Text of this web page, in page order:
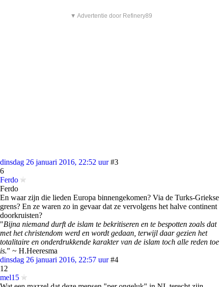
▼ Advertentie door Refinery89
dinsdag 26 januari 2016, 22:52 uur #3
6
Ferdo
Ferdo
En waar zijn die lieden Europa binnengekomen? Via de Turks-Griekse
grens? En ze waren zo in gevaar dat ze vervolgens het halve continent
doorkruisten?
"Bijna niemand durft de islam te bekritiseren en te bespotten zoals dat
met het christendom werd en wordt gedaan, terwijl daar gezien het
totalitaire en onderdrukkende karakter van de islam toch alle reden toe
is." ~ H.Heeresma
dinsdag 26 januari 2016, 22:57 uur #4
12
mel15